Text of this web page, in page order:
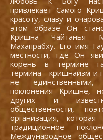
привлекает Самого
красоту, славу и
этом образе Он
Кришна Чайтанья
Махапрабху. Его имя
местности, где Он
корень в термине
термина - кришнаизм и
не единственными,
поклонения Кришне,
других и
общественности,
организация, которая
традиционное
Международное